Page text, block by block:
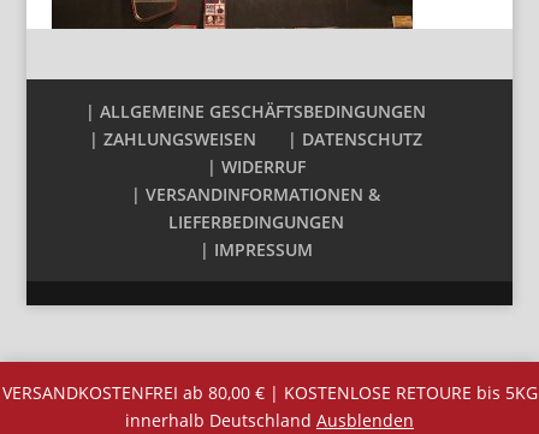
| ALLGEMEINE GESCHÄFTSBEDINGUNGEN
| ZAHLUNGSWEISEN
| DATENSCHUTZ
| WIDERRUF
| VERSANDINFORMATIONEN &
LIEFERBEDINGUNGEN
| IMPRESSUM
VERSANDKOSTENFREI ab 80,00 € | KOSTENLOSE RETOURE bis 5KG
innerhalb Deutschland Ausblenden